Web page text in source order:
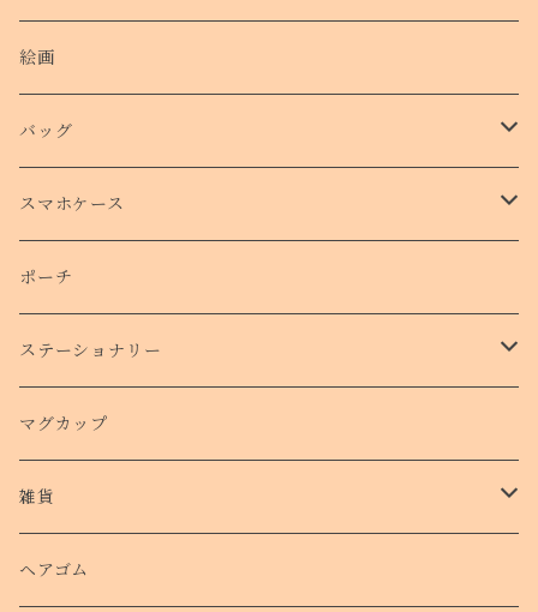
絵画
バッグ
トートバッグ
スマホケース
側面プリントハードケース
手帳型スマホケース
クリアケース
クッションバンパーケース
スマホリング
ポーチ
ステーショナリー
カード
クリアファイル
ステッカー
マグカップ
雑貨
パスケース
ヘアゴム